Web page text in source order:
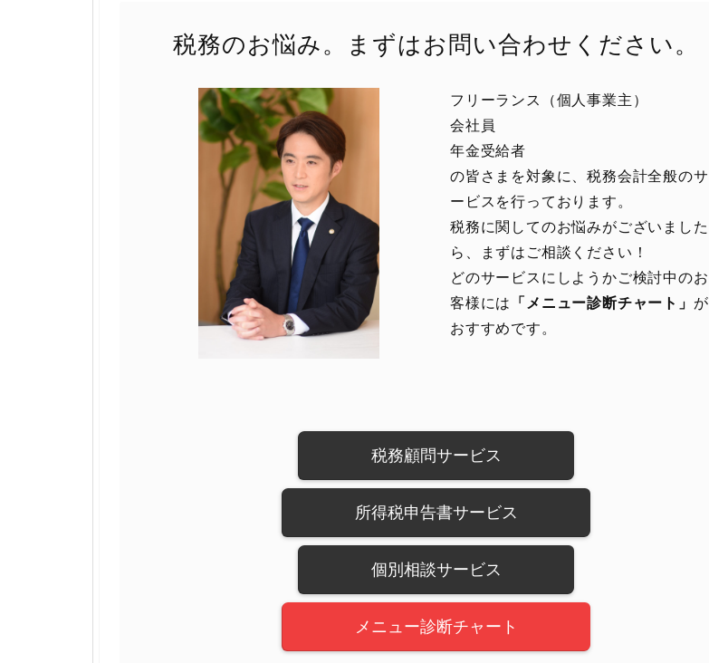
税務のお悩み。まずはお問い合わせください。
フリーランス（個人事業主）
会社員
年金受給者
の皆さまを対象に、税務会計全般のサ
ービスを行っております。
税務に関してのお悩みがございました
ら、まずはご相談ください！
どのサービスにしようかご検討中のお
客様には
「メニュー診断チャート」 が
おすすめです。
税務顧問サービス
所得税申告書サービス
個別相談サービス
メニュー診断チャート